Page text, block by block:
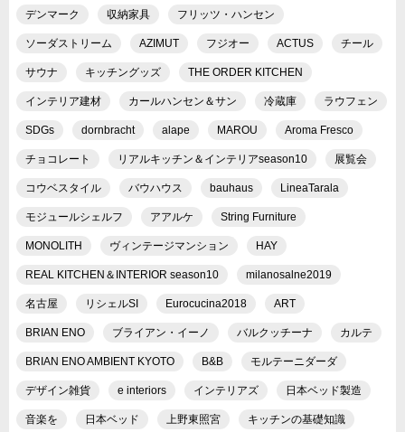
デンマーク 収納家具 フリッツ・ハンセン
ソーダストリーム AZIMUT フジオー ACTUS チール
サウナ キッチングッズ THE ORDER KITCHEN
インテリア建材 カールハンセン＆サン 冷蔵庫 ラウフェン
SDGs dornbracht alape MAROU Aroma Fresco
チョコレート リアルキッチン＆インテリアseason10 展覧会
コウベスタイル バウハウス bauhaus LineaTarala
モジュールシェルフ アアルケ String Furniture
MONOLITH ヴィンテージマンション HAY
REAL KITCHEN＆INTERIOR season10 milanosalne2019
名古屋 リシェルSI Eurocucina2018 ART
BRIAN ENO ブライアン・イーノ バルクッチーナ カルテ
BRIAN ENO AMBIENT KYOTO B&B モルテーニダーダ
デザイン雑貨 e interiors インテリアズ 日本ベッド製造
音楽を 日本ベッド 上野東照宮 キッチンの基礎知識